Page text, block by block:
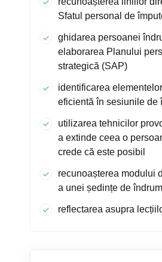
Sfatul personal de
ghidarea persoanei
elaborarea Planului
strategică (SAP)
identificarea
eficientă în sesiunile de
utilizarea tehnicilor
a extinde ceea o
crede că este posibil
recunoașterea modului
a unei ședințe de
reflectarea asupra